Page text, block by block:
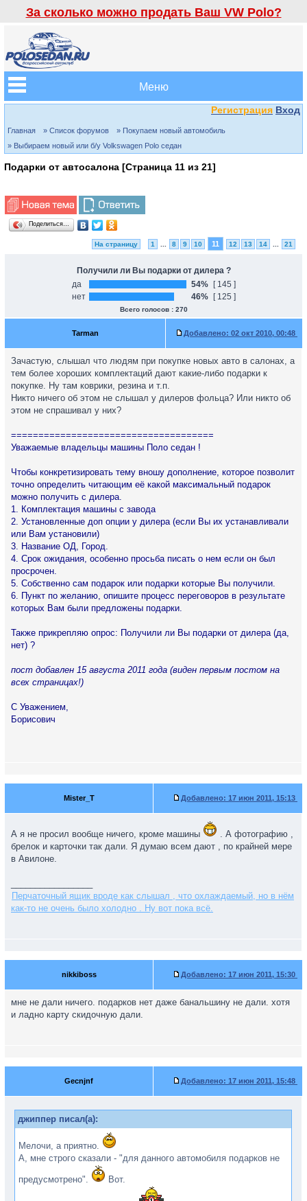
За сколько можно продать Ваш VW Polo?
Меню
Регистрация Вход
Главная » Список форумов
» Покупаем новый автомобиль
» Выбираем новый или б/у Volkswagen Polo седан
Подарки от автосалона [Страница 11 из 21]
Поделиться…
На страницу 1 8 9 10 11 12 13 14 21
Получили ли Вы подарки от дилера ?
да
54%
[ 145 ]
нет
46% [ 125 ]
Всего голосов : 270
Tarman Добавлено: 02 окт 2010, 00:48
Зачастую, слышал что людям при покупке новых авто в салонах, а
тем более хороших комплектаций дают какие-либо подарки к
покупке. Ну там коврики, резина и т.п.
Никто ничего об этом не слышал у дилеров фольца? Или никто об
этом не спрашивал у них?
=====================================
Уважаемые владельцы машины Поло седан !
Чтобы конкретизировать тему вношу дополнение, которое позволит
точно определить читающим её какой максимальный подарок
можно получить с дилера.
1. Комплектация машины с завода
2. Установленные доп опции у дилера (если Вы их устанавливали
или Вам установили)
3. Название ОД, Город.
4. Срок ожидания, особенно просьба писать о нем если он был
просрочен.
5. Собственно сам подарок или подарки которые Вы получили.
6. Пункт по желанию, опишите процесс переговоров в результате
которых Вам были предложены подарки.
Также прикрепляю опрос: Получили ли Вы подарки от дилера (да,
нет) ?
пост добавлен 15 августа 2011 года (виден первым постом на
всех страницах!)
С Уважением,
Борисович
Mister_T Добавлено: 17 июн 2011, 15:13
А я не просил вообще ничего, кроме машины
. А фотографию ,
брелок и карточки так дали. Я думаю всем дают , по крайней мере
в Авилоне.
Перчаточный ящик вроде как слышал , что охлаждаемый, но в нём
как-то не очень было холодно . Ну вот пока всё.
nikkiboss Добавлено: 17 июн 2011, 15:30
мне не дали ничего. подарков нет даже банальшину не дали. хотя
и ладно карту скидочную дали.
Gecnjnf Добавлено: 17 июн 2011, 15:48
джиппер писал(а):
Мелочи, а приятно.
А, мне строго сказали - "для данного автомобиля подарков не
предусмотрено". Вот.